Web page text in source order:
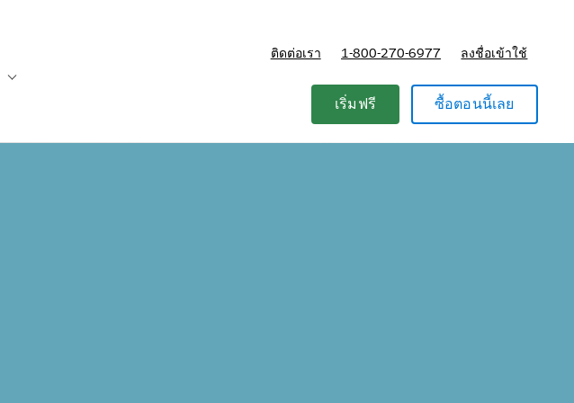
ติดต่อเรา 1-800-270-6977 ลงชื่อเข้าใช้
เริ่มฟรี ซื้อตอนนี้เลย